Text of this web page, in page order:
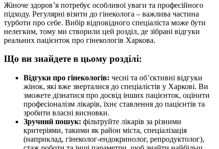
Жіноче здоров’я потребує особливої уваги та професійного
підходу. Регулярні візити до гінеколога – важлива частина
турботи про себе. Вибір відповідного спеціаліста може бути
нелегким, тому ми створили цей розділ, де зібрані відгуки
реальних пацієнток про гінекологів Харкова.
Що ви знайдете в цьому розділі:
Відгуки про гінекологів: чесні та об’єктивні відгуки
жінок, які вже зверталися до спеціалістів у Харкові. Ви
зможете дізнатися про досвід інших пацієнток, оцінити
професіоналізм лікарів, їхнє ставлення до пацієнтів та
зробити власні висновки.
Зручний пошук: фільтруйте лікарів за різними
критеріями, такими як район міста, спеціалізація
(наприклад, гінеколог-ендокринолог, репродуктолог),